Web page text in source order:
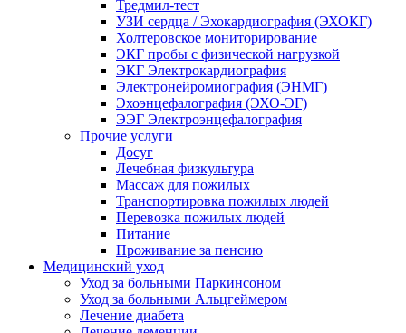
Тредмил-тест
УЗИ сердца / Эхокардиография (ЭХОКГ)
Холтеровское мониторирование
ЭКГ пробы с физической нагрузкой
ЭКГ Электрокардиография
Электронейромиография (ЭНМГ)
Эхоэнцефалография (ЭХО-ЭГ)
ЭЭГ Электроэнцефалография
Прочие услуги
Досуг
Лечебная физкультура
Массаж для пожилых
Транспортировка пожилых людей
Перевозка пожилых людей
Питание
Проживание за пенсию
Медицинский уход
Уход за больными Паркинсоном
Уход за больными Альцгеймером
Лечение диабета